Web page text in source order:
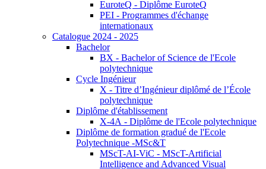
EuroteQ - Diplôme EuroteQ
PEI - Programmes d'échange
internationaux
Catalogue 2024 - 2025
Bachelor
BX - Bachelor of Science de l'Ecole
polytechnique
Cycle Ingénieur
X - Titre d’Ingénieur diplômé de l’École
polytechnique
Diplôme d'établissement
X-4A - Diplôme de l'Ecole polytechnique
Diplôme de formation gradué de l'Ecole
Polytechnique -MSc&T
MScT-AI-ViC - MScT-Artificial
Intelligence and Advanced Visual